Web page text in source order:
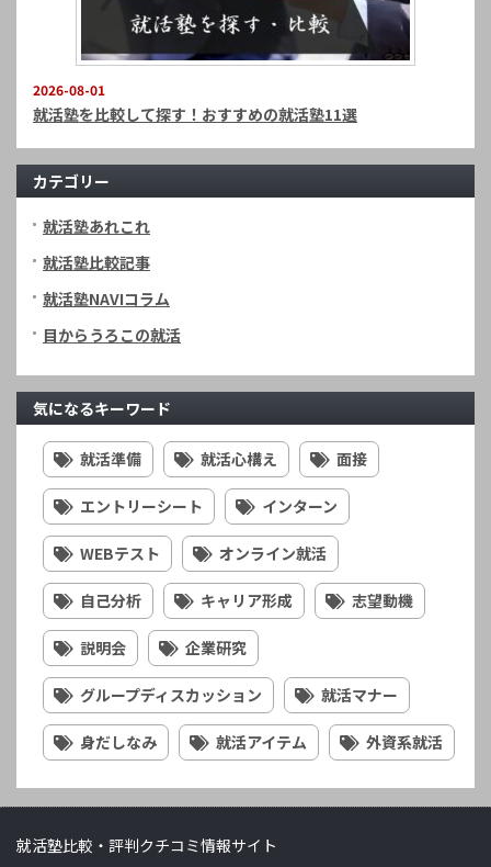
2026-08-01
就活塾を比較して探す！おすすめの就活塾11選
カテゴリー
就活塾あれこれ
就活塾比較記事
就活塾NAVIコラム
目からうろこの就活
気になるキーワード
就活準備 就活心構え 面接
エントリーシート インターン
WEBテスト オンライン就活
自己分析 キャリア形成 志望動機
説明会 企業研究
グループディスカッション 就活マナー
身だしなみ 就活アイテム 外資系就活
就活塾比較・評判クチコミ情報サイト